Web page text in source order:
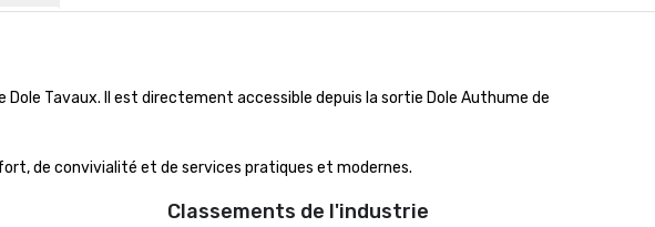
Tavaux. Il est directement accessible depuis la sortie Dole Authume de
de convivialité et de services pratiques et modernes.
Classements de l'industrie